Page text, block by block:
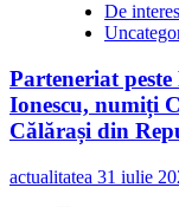
De interes
Parteneriat
Ionescu, numiți
Călărași din
actualitatea 31 iulie